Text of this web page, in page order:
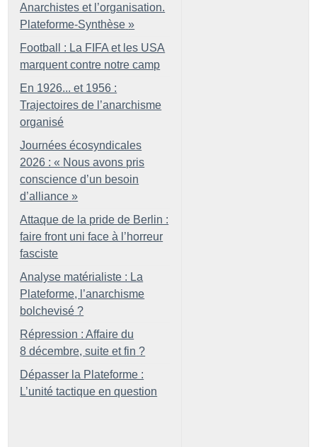
Anarchistes et l’organisation.
Plateforme-Synthèse »
Football : La FIFA et les USA
marquent contre notre camp
En 1926... et 1956 :
Trajectoires de l’anarchisme
organisé
Journées écosyndicales
2026 : « Nous avons pris
conscience d’un besoin
d’alliance »
Attaque de la pride de Berlin :
faire front uni face à l’horreur
fasciste
Analyse matérialiste : La
Plateforme, l’anarchisme
bolchevisé ?
Répression : Affaire du
8 décembre, suite et fin ?
Dépasser la Plateforme :
L’unité tactique en question